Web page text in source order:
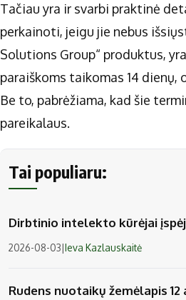
Tačiau yra ir svarbi praktinė
perkainoti, jeigu jie nebus
Solutions Group“ produktus,
paraiškoms taikomas 14
Be to, pabrėžiama, kad šie
pareikalaus.
Tai populiaru:
Dirbtinio intelekto kūrėjai
2026-08-03|Ieva Kazlauskaitė
Rudens nuotaikų žemėlapis